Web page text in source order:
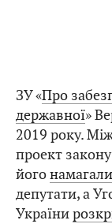
ЗУ «Про
державної»
2019 року.
проект
його
депутати, а
України